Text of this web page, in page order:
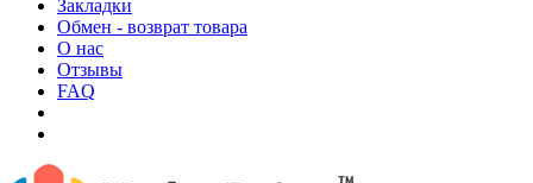
Закладки
Обмен - возврат товара
О нас
Отзывы
FAQ